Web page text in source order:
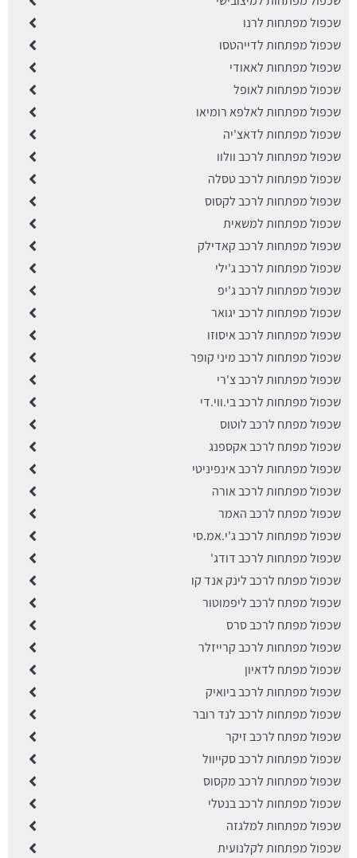
שכפול מפתחות לרנו
שכפול מפתחות לדייהטסו
שכפול מפתחות לאאודי
שכפול מפתחות לאופל
שכפול מפתחות לאלפא רומיאו
שכפול מפתחות לדאצ'יה
שכפול מפתחות לרכב וולוו
שכפול מפתחות לרכב טסלה
שכפול מפתחות לרכב לקסוס
שכפול מפתחות למשאית
שכפול מפתחות לרכב קאדילק
שכפול מפתחות לרכב ג'ילי
שכפול מפתחות לרכב ג'יפ
שכפול מפתחות לרכב יגואר
שכפול מפתחות לרכב איסוזו
שכפול מפתחות לרכב מיני קופר
שכפול מפתחות לרכב צ'רי
שכפול מפתחות לרכב בי.ווי.די
שכפול מפתח לרכב לוטוס
שכפול מפתח לרכב אקספנג
שכפול מפתחות לרכב אינפיניטי
שכפול מפתחות לרכב אורה
שכפול מפתח לרכב האמר
שכפול מפתחות לרכב ג'י.אמ.סי
שכפול מפתחות לרכב דודג'
שכפול מפתח לרכב לינק אנד קו
שכפול מפתח לרכב ליפמוטור
שכפול מפתח לרכב סרס
שכפול מפתחות לרכב קרייזלר
שכפול מפתח לדאיון
שכפול מפתחות לרכב ביואיק
שכפול מפתחות לרכב לנד רובר
שכפול מפתח לרכב זיקר
שכפול מפתחות לרכב סקייוול
שכפול מפתחות לרכב מקסוס
שכפול מפתחות לרכב בנטלי
שכפול מפתחות למלגזה
שכפול מפתחות לקלנועית